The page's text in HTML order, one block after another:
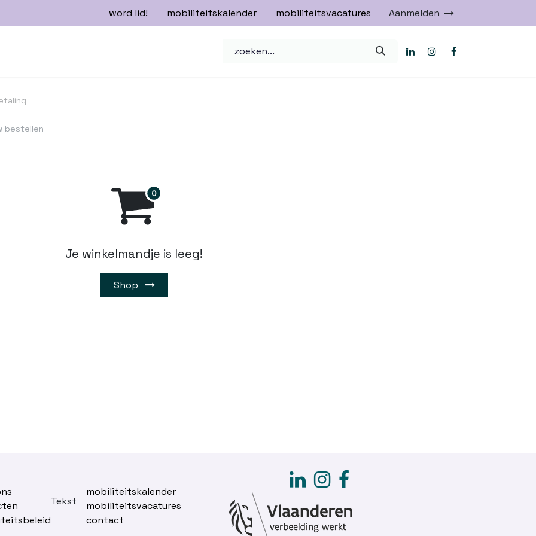
word lid! mobiliteitskalender mobiliteitsvacatures Aanmelden
nieuwsbrieven
bestellen
Je winkelmandje is leeg!
Shop
Tekst
mobiliteitskalender
mobiliteitsvacatures
contact